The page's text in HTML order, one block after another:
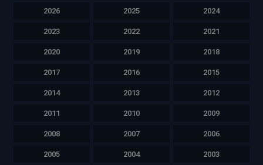
2026 2025 2024
2023 2022 2021
2020 2019 2018
2017 2016 2015
2014 2013 2012
2011 2010 2009
2008 2007 2006
2005 2004 2003